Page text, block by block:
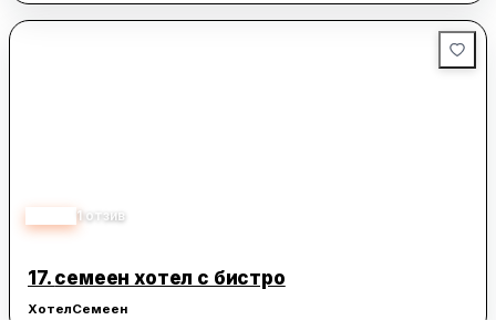
1 отзив
17. семеен хотел с бистро
ХотелСемеен